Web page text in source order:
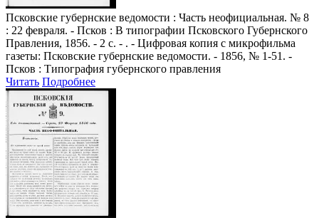
Псковские губернские ведомости : Часть неофициальная. № 8
: 22 февраля. - Псков : В типографии Псковского Губернского
Правления, 1856. - 2 с. - . - Цифровая копия с микрофильма
газеты: Псковские губернские ведомости. - 1856, № 1-51. -
Псков : Типография губернского правления
Читать Подробнее